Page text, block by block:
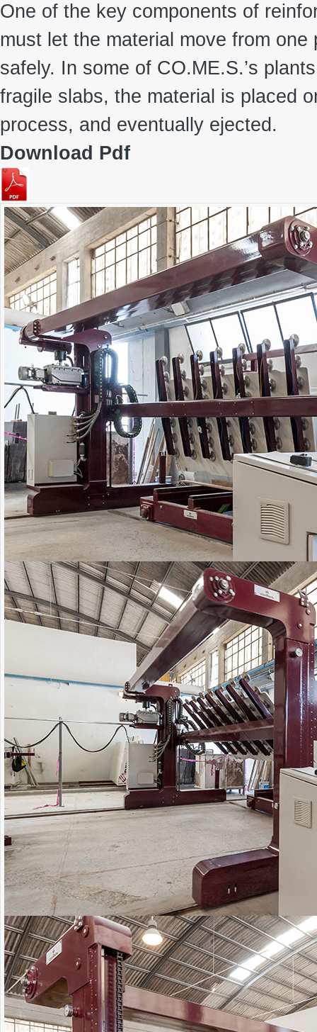
One of the key components of
must let the material move from
safely. In some of CO.ME.S.’s
fragile slabs, the material is placed
process, and eventually ejected.
Download Pdf